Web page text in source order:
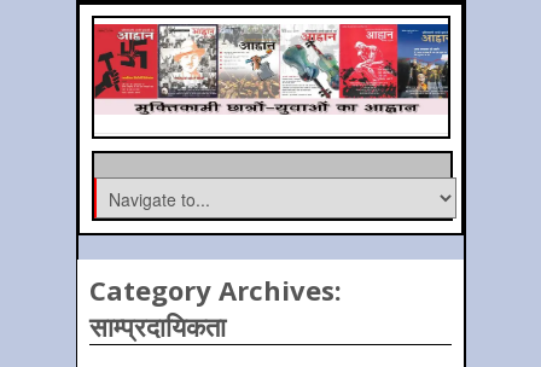
Category Archives:
साम्‍प्रदायिकता